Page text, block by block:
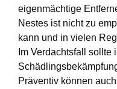
eigenmächtige
Nestes ist nicht zu
kann und in vielen
Im Verdachtsfall
Präventiv können